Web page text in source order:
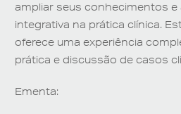
ampliar seus conhecimentos e
integrativa na prática clínica.
oferece uma experiência
prática e discussão de casos
Ementa: